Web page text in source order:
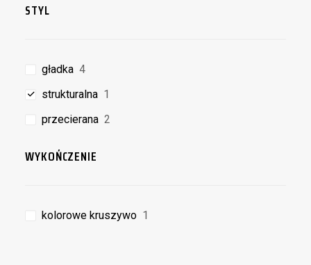
STYL
gładka 4
strukturalna 1
przecierana 2
WYKOŃCZENIE
kolorowe kruszywo 1